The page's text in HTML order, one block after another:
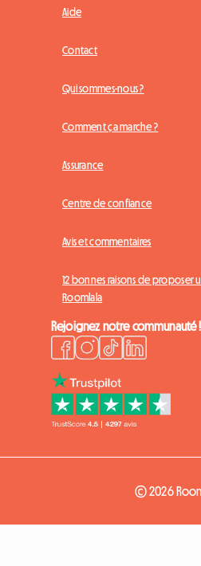
Aide
Contact
Qui sommes-nous ?
Comment ça marche ?
Assurance
Centre de confiance
Avis et commentaires
12 bonnes raisons de proposer
Roomlala
Rejoignez notre communauté !
© 2026